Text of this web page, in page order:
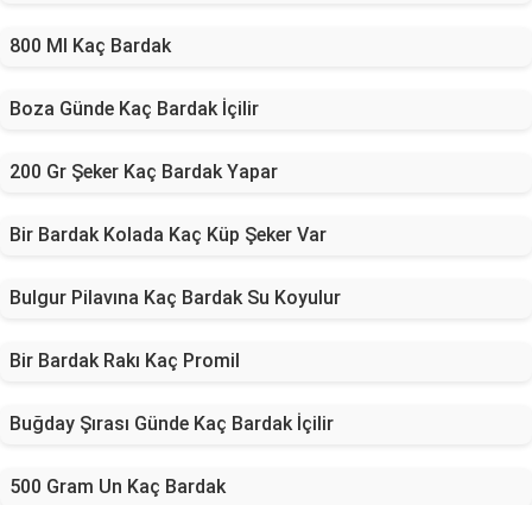
800 Ml Kaç Bardak
Boza Günde Kaç Bardak İçilir
200 Gr Şeker Kaç Bardak Yapar
Bir Bardak Kolada Kaç Küp Şeker Var
Bulgur Pilavına Kaç Bardak Su Koyulur
Bir Bardak Rakı Kaç Promil
Buğday Şırası Günde Kaç Bardak İçilir
500 Gram Un Kaç Bardak